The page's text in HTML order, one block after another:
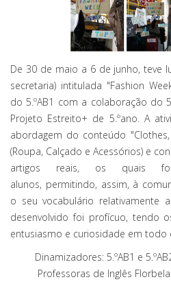
De 30 de maio a 6 de junho, teve
secretaria) intitulada "Fashion
do 5.ºAB1 com a colaboração do
Projeto Estreito+ de 5.ºano. A
abordagem do conteúdo
(Roupa, Calçado e Acessórios) e
artigos reais, os quais
alunos, permitindo, assim, à
o seu vocabulário relativamente
desenvolvido foi profícuo, tendo
entusiasmo e curiosidade em todo
Dinamizadores: 5.ºAB1 e
Professoras de Inglês